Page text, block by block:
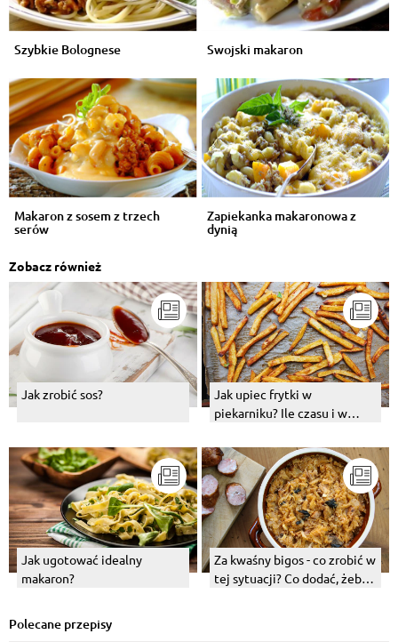
Szybkie Bolognese Swojski makaron
Makaron z sosem z trzech
serów
Zapiekanka makaronowa z
dynią
Zobacz również
Jak zrobić sos?
Jak upiec frytki w
piekarniku? Ile czasu i w
Jak ugotować idealny
makaron?
Za kwaśny bigos - co zrobić w
tej sytuacji? Co dodać, żeby
Polecane przepisy